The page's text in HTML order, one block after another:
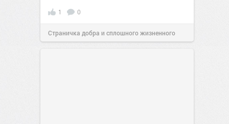
1 0
Страничка добра и сплошного жизненного